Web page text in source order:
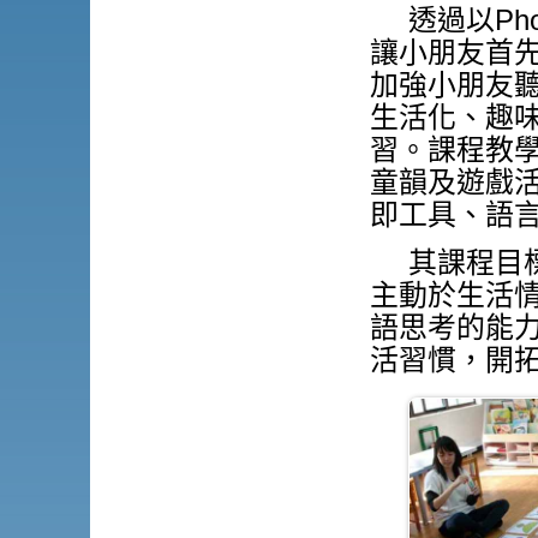
透過以
讓小朋友首
加強小朋友
生活化、趣
習。課程教
童韻及遊戲
即工具、語
其課程目
主動於生活
語思考的能
活習慣，開